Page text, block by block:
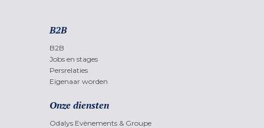
B2B
B2B
Jobs en stages
Persrelaties
Eigenaar worden
Onze diensten
Odalys Evènements & Groupe